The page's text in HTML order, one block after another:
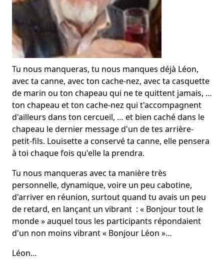
Tu nous manqueras, tu nous manques déjà Léon,
avec ta canne, avec ton cache-nez, avec ta casquette
de marin ou ton chapeau qui ne te quittent jamais, …
ton chapeau et ton cache-nez qui t'accompagnent
d'ailleurs dans ton cercueil, … et bien caché dans le
chapeau le dernier message d'un de tes arrière-
petit-fils. Louisette a conservé ta canne, elle pensera
à toi chaque fois qu'elle la prendra.
Tu nous manqueras avec ta manière très
personnelle, dynamique, voire un peu cabotine,
d'arriver en réunion, surtout quand tu avais un peu
de retard, en lançant un vibrant : « Bonjour tout le
monde » auquel tous les participants répondaient
d'un non moins vibrant « Bonjour Léon »…
Léon…